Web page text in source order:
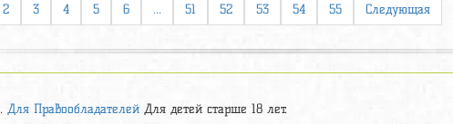
2 3 4 5 6 ... 51 52 53 54 55 Следующая
. Для Правообладателей Для детей старше 18 лет.